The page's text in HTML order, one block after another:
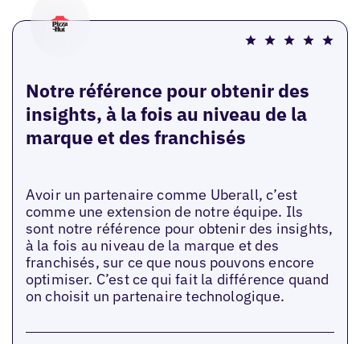
Notre référence pour obtenir des
insights, à la fois au niveau de la
marque et des franchisés
Avoir un partenaire comme Uberall, c’est
comme une extension de notre équipe. Ils
sont notre référence pour obtenir des insights,
à la fois au niveau de la marque et des
franchisés, sur ce que nous pouvons encore
optimiser. C’est ce qui fait la différence quand
on choisit un partenaire technologique.